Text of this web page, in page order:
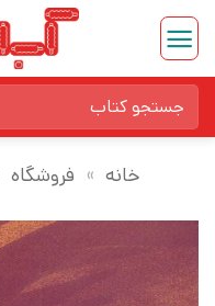
Skip
content
برای:
خانه » فروشگاه